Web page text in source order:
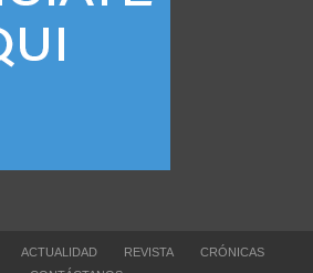
ACTUALIDAD REVISTA
CRÓNICAS